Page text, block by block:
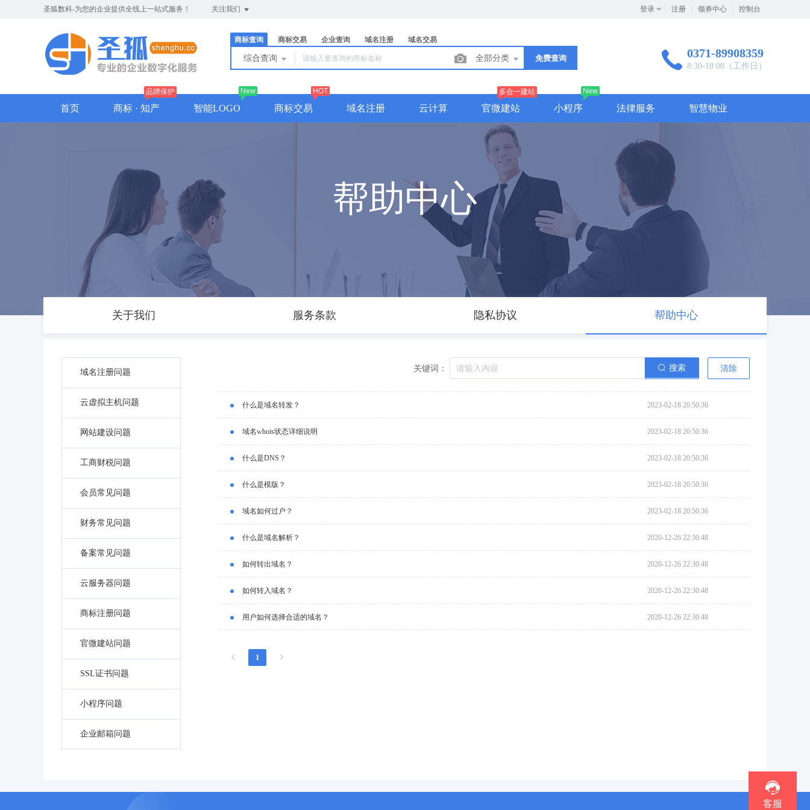
圣狐数科-为您的企业提供全线上一站式服务！ 关注我们 登录 注册 领券中心 控制台
商标查询 商标交易 企业查询 域名注册 域名交易
综合查询 全部分类 免费查询 0371-89908359
8:30-18:00（工作日）
首页 商标 · 知产
品牌保护
智能LOGO
New
商标交易
HOT
域名注册 云计算 官微建站
多合一建站
小程序
New
法律服务 智慧物业
帮助中心
关于我们 服务条款 隐私协议 帮助中心
域名注册问题
云虚拟主机问题
网站建设问题
工商财税问题
会员常见问题
财务常见问题
备案常见问题
云服务器问题
商标注册问题
官微建站问题
SSL证书问题
小程序问题
企业邮箱问题
关键词： 搜索 清除
什么是域名转发？ 2023-02-18 20:50:36
域名whois状态详细说明 2023-02-18 20:50:36
什么是DNS？ 2023-02-18 20:50:36
什么是模版？ 2023-02-18 20:50:36
域名如何过户？ 2023-02-18 20:50:36
什么是域名解析？ 2020-12-26 22:30:48
如何转出域名？ 2020-12-26 22:30:48
如何转入域名？ 2020-12-26 22:30:48
用户如何选择合适的域名？ 2020-12-26 22:30:48
1
客服